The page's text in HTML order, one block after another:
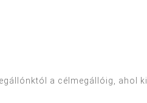
a célmegállóig, ahol ki